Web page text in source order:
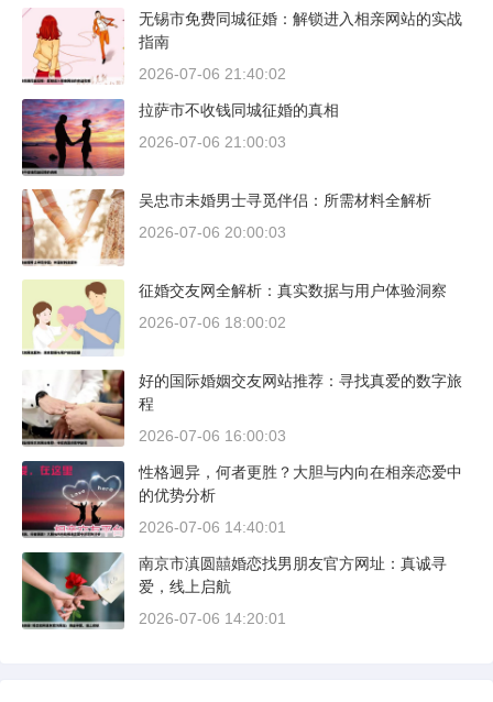
无锡市免费同城征婚：解锁进入相亲网站的实战
指南
2026-07-06 21:40:02
拉萨市不收钱同城征婚的真相
2026-07-06 21:00:03
吴忠市未婚男士寻觅伴侣：所需材料全解析
2026-07-06 20:00:03
征婚交友网全解析：真实数据与用户体验洞察
2026-07-06 18:00:02
好的国际婚姻交友网站推荐：寻找真爱的数字旅
程
2026-07-06 16:00:03
性格迥异，何者更胜？大胆与内向在相亲恋爱中
的优势分析
2026-07-06 14:40:01
南京市滇圆囍婚恋找男朋友官方网址：真诚寻
爱，线上启航
2026-07-06 14:20:01